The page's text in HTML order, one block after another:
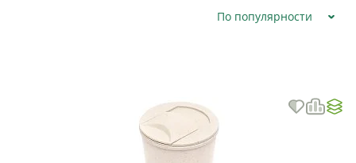
По популярности